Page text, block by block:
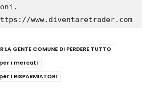
LA GENTE COMUNE DI PERDERE TUTTO
i mercati
I RISPARMIATORI